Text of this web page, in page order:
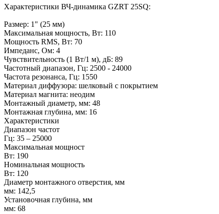
Характеристики ВЧ-динамика GZRT 25SQ:
Размер: 1" (25 мм)
Максимальная мощность, Вт: 110
Мощность RMS, Вт: 70
Импеданс, Ом: 4
Чувствительность (1 Вт/1 м), дБ: 89
Частотный диапазон, Гц: 2500 - 24000
Частота резонанса, Гц: 1550
Материал диффузора: шелковый с покрытием
Материал магнита: неодим
Монтажный диаметр, мм: 48
Монтажная глубина, мм: 16
Характеристики
Диапазон частот
Гц: 35 – 25000
Максимальная мощност
Вт: 190
Номинальная мощность
Вт: 120
Диаметр монтажного отверстия, мм
мм: 142,5
Установочная глубина, мм
мм: 68